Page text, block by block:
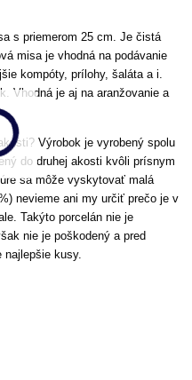
s priemerom 25 cm. Je čistá
misa je vhodná na podávanie
kompóty, prílohy, šaláta a i.
Vhodná je aj na aranžovanie a
Výrobok je vyrobený spolu
do druhej akosti kvôli prísnym
sa môže vyskytovať malá
nevieme ani my určiť prečo je v
Takýto porcelán nie je
nie je poškodený a pred
kusy.